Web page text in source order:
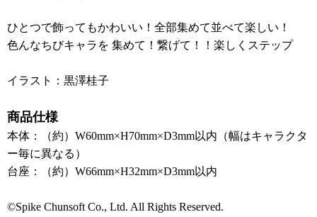
ひとつで飾ってもかわいい！全部集めて並べて楽しい！
色んなちびキャラを 集めて！繋げて！！楽しくステップ
イラスト：黒澤桂子
商品仕様
本体：（約）W60mm×H70mm×D3mm以内（幅はキャラクタ
ー毎に異なる）
台座：（約）W66mm×H32mm×D3mm以内
©Spike Chunsoft Co., Ltd. All Rights Reserved.